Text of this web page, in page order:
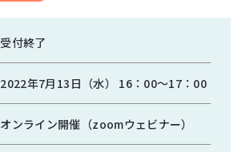
受付終了
2022年7月13日（水） 16：00～17：00
オンライン開催（zoomウェビナー）